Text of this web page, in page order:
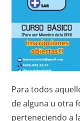
Para todos
de alguna u otra
perteneciendo a